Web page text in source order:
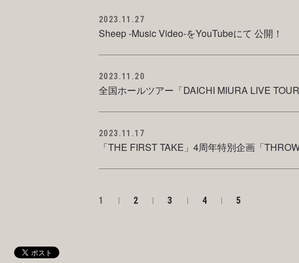
2023.11.27
Sheep -Music Video-をYouTubeにて 公開！
2023.11.20
全国ホールツアー「DAICHI MIURA LIVE
2023.11.17
「THE FIRST TAKE」4周年特別企画「
1 2 3 4 5